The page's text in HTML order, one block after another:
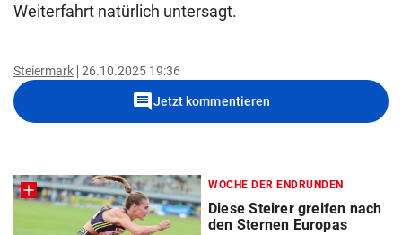
Weiterfahrt natürlich untersagt.
Steiermark 26.10.2025 19:36
commentJetzt kommentieren
WOCHE DER ENDRUNDEN
Diese Steirer greifen nach
den Sternen Europas